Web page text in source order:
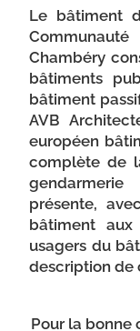
Le bâtiment
Chambéry
bâtiments
bâtiment
AVB
européen
complète de
présente,
bâtiment aux
usagers du
description de
Pour la bonne